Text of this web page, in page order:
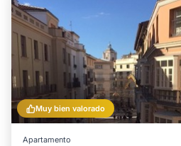
Muy bien valorado
Apartamento